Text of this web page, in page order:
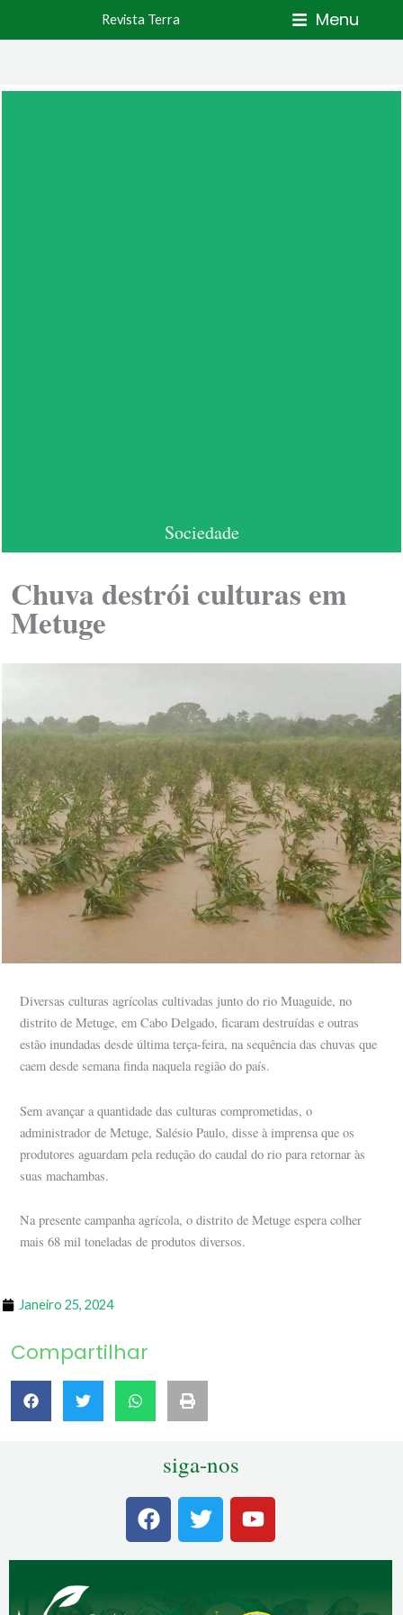
Revista Terra Menu
Sociedade
Chuva destrói culturas em
Metuge
Diversas culturas agrícolas cultivadas junto do rio Muaguide, no
distrito de Metuge, em Cabo Delgado, ficaram destruídas e outras
estão inundadas desde última terça-feira, na sequência das chuvas que
caem desde semana finda naquela região do país.
Sem avançar a quantidade das culturas comprometidas, o
administrador de Metuge, Salésio Paulo, disse à imprensa que os
produtores aguardam pela redução do caudal do rio para retornar às
suas machambas.
Na presente campanha agrícola, o distrito de Metuge espera colher
mais 68 mil toneladas de produtos diversos.
Janeiro 25, 2024
Compartilhar
siga-nos
F
a
b
T
w
Y
o
u